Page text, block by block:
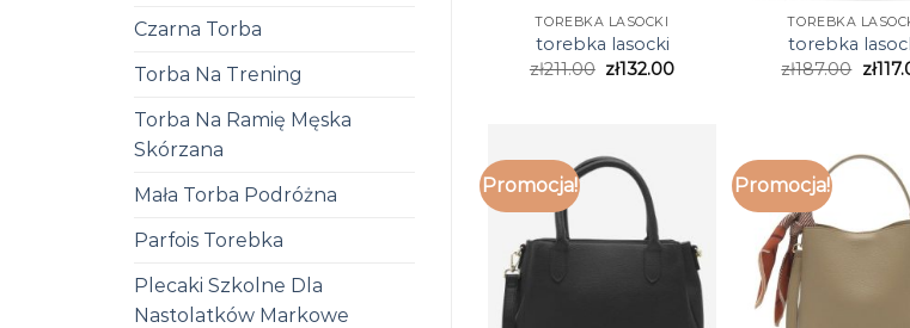
Czarna Torba
Torba Na Trening
Torba Na Ramię Męska
Skórzana
Mała Torba Podróżna
Parfois Torebka
Plecaki Szkolne Dla
Nastolatków Markowe
TOREBKA LASOCKI
torebka lasocki
zł211.00 zł132.00
TOREBKA
torebka
zł187.00 zł
Promocja! Promocja!